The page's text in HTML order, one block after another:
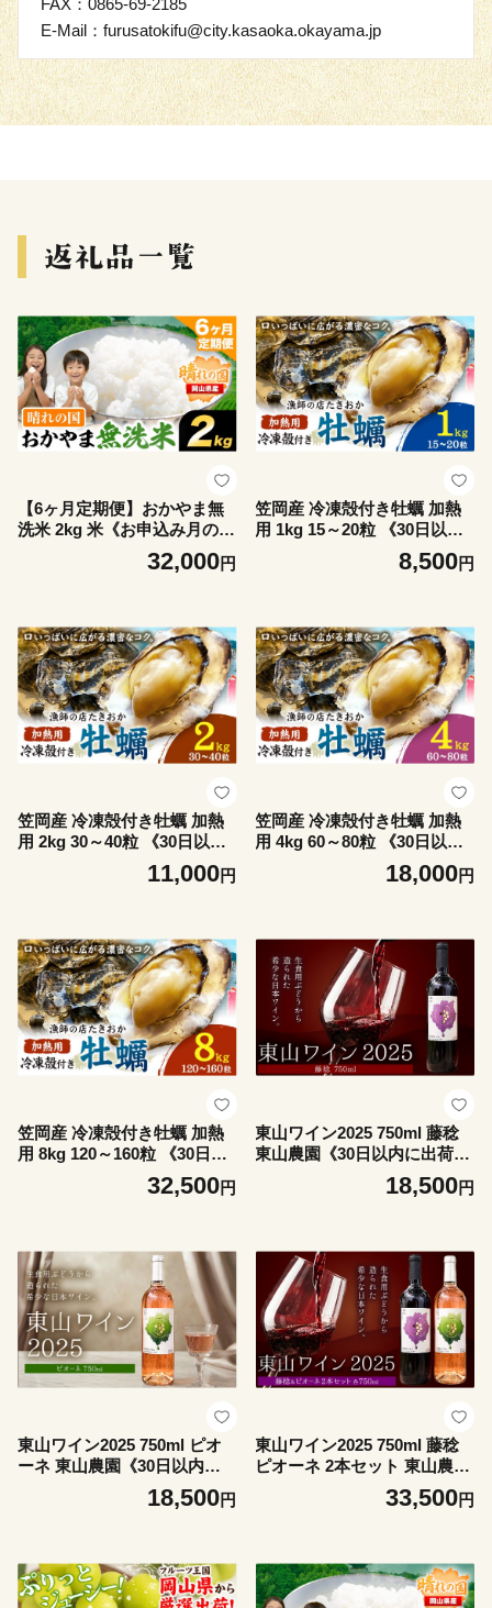
E-Mail：furusatokifu@city.kasaoka.okayama.jp
【6ヶ月定期便】おかやま無
洗米 2kg 米《お申込み月の翌
月から出荷開始》 岡山県 笠
岡市 無洗米 こめ コメ32,000円
笠岡産 冷凍殻付き牡蠣 加熱
用 1kg 15～20粒 《30日以内
に出荷予定(土日祝除く)》岡
山県 笠岡市 かき カキ 牡蠣
8,500円
笠岡産 冷凍殻付き牡蠣 加熱
用 2kg 30～40粒 《30日以内
に出荷予定(土日祝除く)》岡
山県 笠岡市 かき カキ 牡蠣
11,000円
笠岡産 冷凍殻付き牡蠣 加熱
用 4kg 60～80粒 《30日以内
に出荷予定(土日祝除く)》岡
山県 笠岡市 かき カキ 牡蠣
18,000円
笠岡産 冷凍殻付き牡蠣 加熱
用 8kg 120～160粒 《30日以
内に出荷予定(土日祝除く)》
岡山県 笠岡市 かき カキ 牡蠣
32,500円
東山ワイン2025 750ml 藤稔
東山農園《30日以内に出荷予
定(土日祝除く)》 岡山県 笠岡
市 ブドウ 葡萄 ギフト お取り
18,500円
東山ワイン2025 750ml ピオ
ーネ 東山農園《30日以内に
出荷予定(土日祝除く)》 岡山
県 笠岡市 ブドウ 葡萄 ギフト
18,500円
東山ワイン2025 750ml 藤稔
ピオーネ 2本セット 東山農園
《30日以内に出荷予定(土日
祝除く)》 岡山県 笠岡市 ブド
33,500円